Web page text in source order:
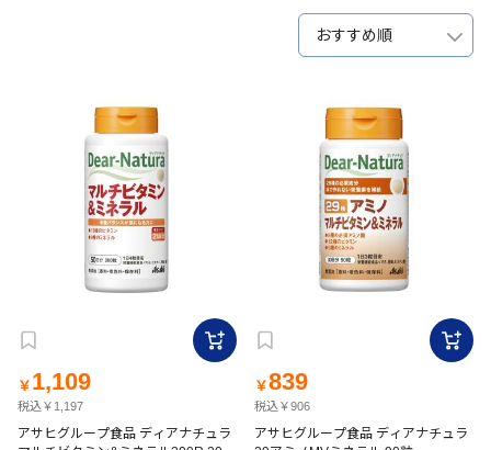
おすすめ順
￥ 1,109
税込￥1,197
アサヒグループ食品 ディアナチュラ
￥839
税込￥906
アサヒグループ食品 ディアナチュラ